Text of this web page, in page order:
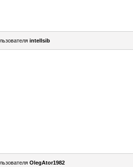
intellsib
OlegAtor1982